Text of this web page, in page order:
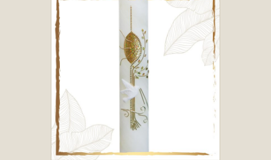
auf.
Die
Optionen
können
Produktseite
gewählt
werden